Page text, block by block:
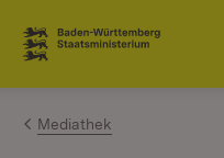
Zum Inhalt springen
Link zur Startseite
Mediathek